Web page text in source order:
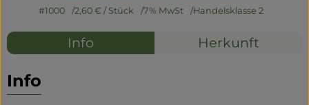
#1000 2,60 € / Stück 7% MwSt Handelsklasse 2
Info Herkunft
Info